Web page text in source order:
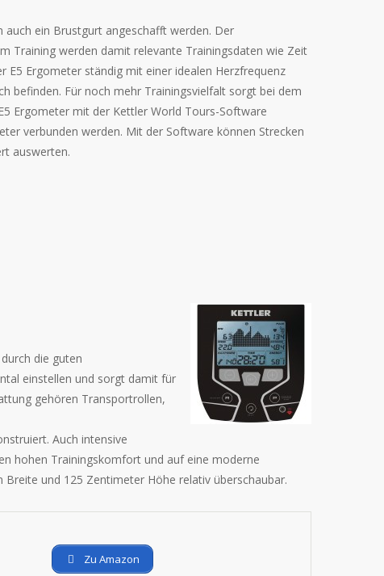
ein Brustgurt angeschafft werden. Der
Training werden damit relevante Trainingsdaten wie Zeit
Ergometer ständig mit einer idealen Herzfrequenz
befinden. Für noch mehr Trainingsvielfalt sorgt bei dem
Ergometer mit der Kettler World Tours-Software
verbunden werden. Mit der Software können Strecken
auswerten.
die guten
einstellen und sorgt damit für
gehören Transportrollen,
Auch intensive
hohen Trainingskomfort und auf eine moderne
und 125 Zentimeter Höhe relativ überschaubar.
Zu Amazon